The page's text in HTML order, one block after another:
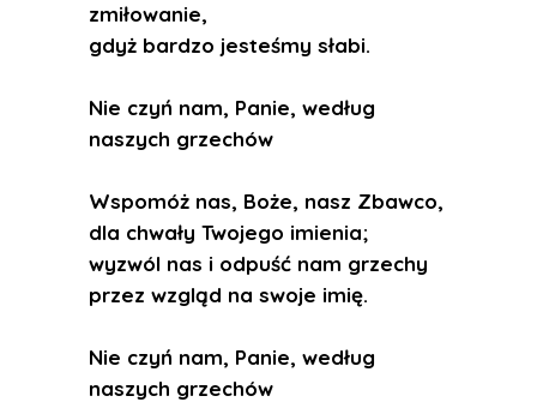
zmiłowanie,
gdyż bardzo jesteśmy słabi.
Nie czyń nam, Panie, według
naszych grzechów
Wspomóż nas, Boże, nasz Zbawco,
dla chwały Twojego imienia;
wyzwól nas i odpuść nam grzechy
przez wzgląd na swoje imię.
Nie czyń nam, Panie, według
naszych grzechów